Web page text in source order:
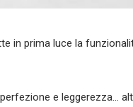
in prima luce la
e leggerezza…